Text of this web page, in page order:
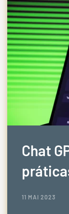
Chat
11 MAI 2023